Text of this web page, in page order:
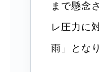
まで懸念
レ圧力に
雨」とな